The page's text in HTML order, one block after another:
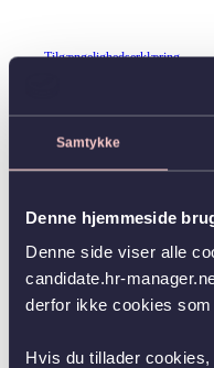
Samtykke
Denne hjemmeside
Denne side viser alle
candidate.hr-
derfor ikke cookies
Hvis du tillader
Tilgængelighedserklæring